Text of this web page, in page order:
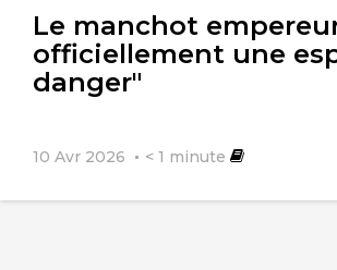
Le manchot
officiellement une
danger"
10 Avr 2026 < 1 minute